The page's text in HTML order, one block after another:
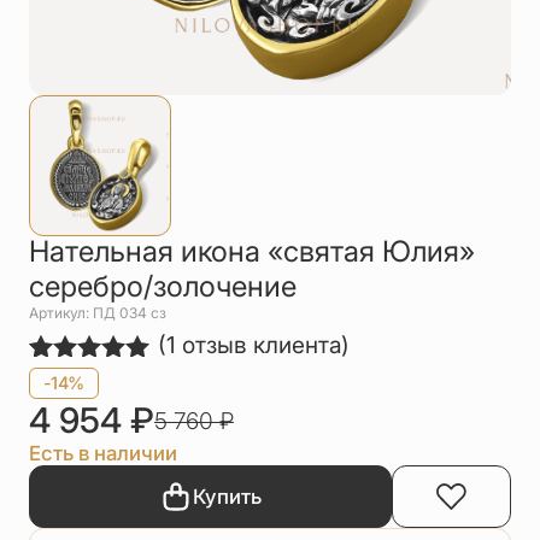
Цепи
Чётки
Другое
Нательная икона «святая Юлия»
серебро/золочение
Артикул: ПД 034 сз
Рейтинг
5.00из 5
на основе
опроса
1
пользователя
(1 отзыв клиента)
-14%
4 954 ₽5 760₽
Есть в наличии
Купить